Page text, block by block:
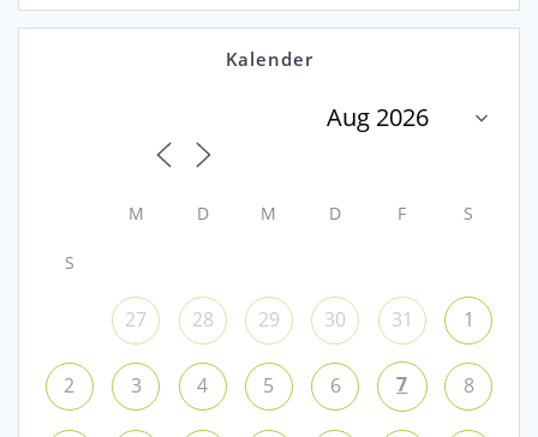
Kalender
M D M D F S
S
27 28 29 30 31 1
2 3 4 5 6 7 8